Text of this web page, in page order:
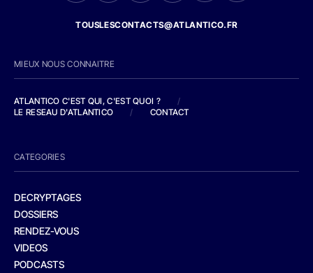
TOUSLESCONTACTS@ATLANTICO.FR
MIEUX NOUS CONNAITRE
ATLANTICO C'EST QUI, C'EST QUOI ?
/
LE RESEAU D'ATLANTICO
/ CONTACT
CATEGORIES
DECRYPTAGES
DOSSIERS
RENDEZ-VOUS
VIDEOS
PODCASTS